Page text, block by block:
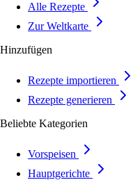
Alle Rezepte
Zur Weltkarte
Hinzufügen
Rezepte importieren
Rezepte generieren
Beliebte Kategorien
Vorspeisen
Hauptgerichte